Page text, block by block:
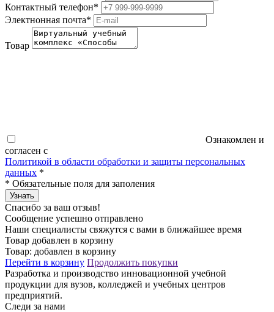
Контактный телефон*
Электнонная почта*
Товар
Ознакомлен и
согласен с
Политикой в области обработки и защиты персональных
данных *
* Обязательные поля для заполения
Узнать
Спасибо за ваш отзыв!
Сообщение успешно отправлено
Наши специалисты свяжутся с вами в ближайшее время
Товар добавлен в корзину
Товар: добавлен в корзину
Перейти в корзину Продолжить покупки
Разработка и производство инновационной учебной
продукции для вузов, колледжей и учебных центров
предприятий.
Следи за нами